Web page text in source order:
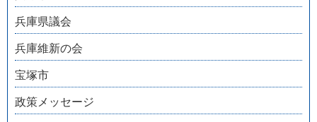
兵庫県議会
兵庫維新の会
宝塚市
政策メッセージ